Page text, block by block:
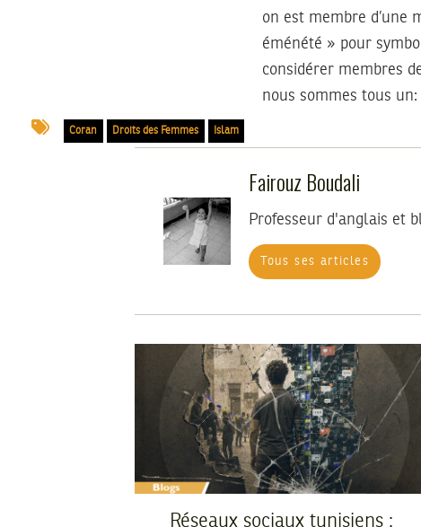
on est membre d’une
éménété » pour
considérer membres
nous sommes tous
Coran Droits des Femmes Islam
Fairouz Boudali
Professeur d'anglais et
Tous ses articles
Réseaux sociaux tunisiens :